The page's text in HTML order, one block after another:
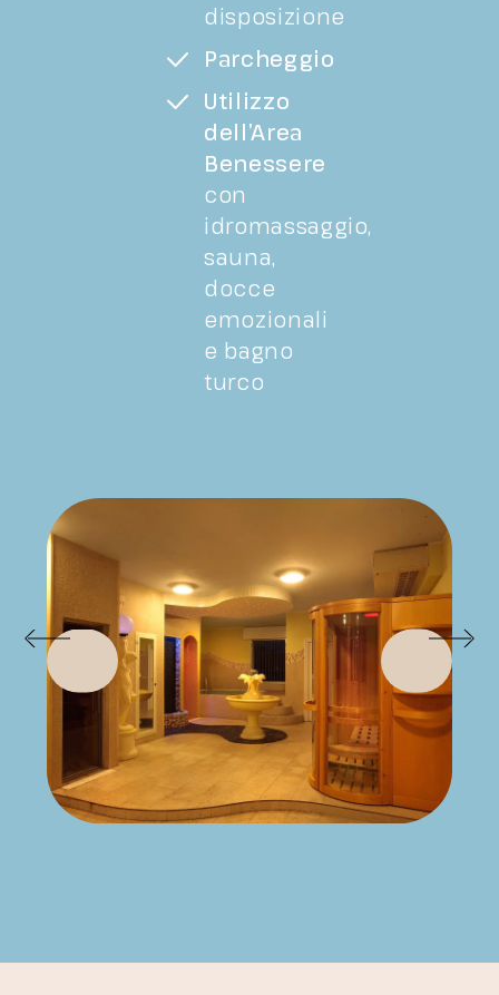
disposizione
Parcheggio
Utilizzo
dell’Area
Benessere
con
idromassaggio,
sauna,
docce
emozionali
e bagno
turco